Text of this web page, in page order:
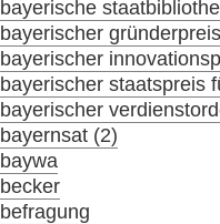
bayerische
bayerischer
bayerischer
bayerischer staatspreis
bayerischer
bayernsat (2)
baywa
becker
befragung